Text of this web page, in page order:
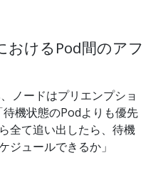
おけるPod間のアフ
ノードはプリエンプショ
機状態のPodよりも優先
全て追い出したら、待機
ジュールできるか」